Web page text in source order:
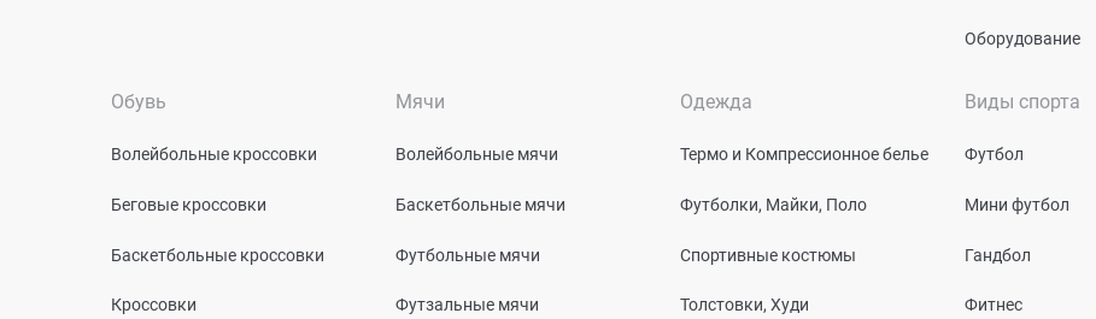
Оборудование
Обувь
Волейбольные кроссовки
Беговые кроссовки
Баскетбольные кроссовки
Кроссовки
Мячи
Волейбольные мячи
Баскетбольные мячи
Футбольные мячи
Футзальные мячи
Одежда
Термо и Компрессионное белье
Футболки, Майки, Поло
Спортивные костюмы
Толстовки, Худи
Виды спорта
Футбол
Мини футбол
Гандбол
Фитнес